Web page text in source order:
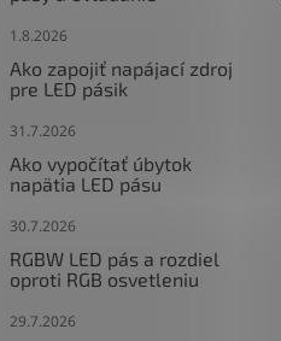
1.8.2026
Ako zapojiť napájací zdroj
pre LED pásik
31.7.2026
Ako vypočítať úbytok
napätia LED pásu
30.7.2026
RGBW LED pás a rozdiel
oproti RGB osvetleniu
29.7.2026